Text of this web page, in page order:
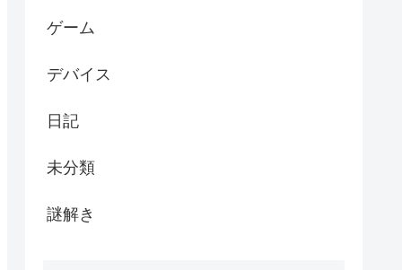
ゲーム
デバイス
日記
未分類
謎解き